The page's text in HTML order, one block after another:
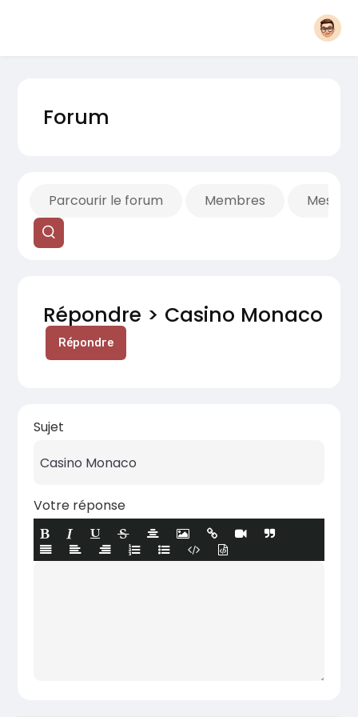
Forum
Parcourir le forum Membres Mes fils
Répondre > Casino Monaco
Répondre
Sujet
Votre réponse